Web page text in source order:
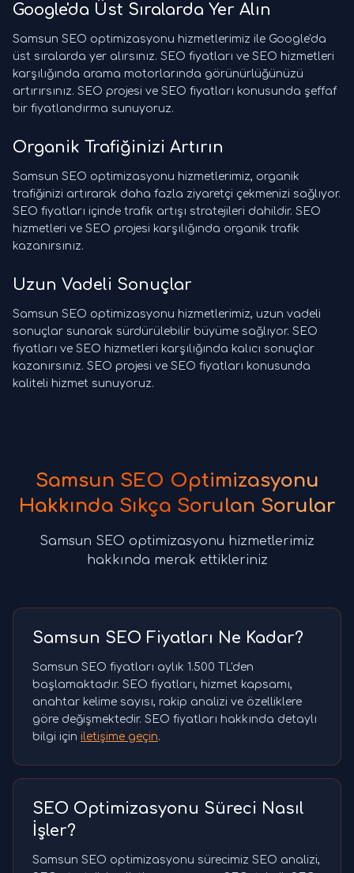
Google'da Üst Sıralarda Yer Alın
Samsun SEO optimizasyonu hizmetlerimiz ile Google'da
üst sıralarda yer alırsınız. SEO fiyatları ve SEO hizmetleri
karşılığında arama motorlarında görünürlüğünüzü
artırırsınız. SEO projesi ve SEO fiyatları konusunda şeffaf
bir fiyatlandırma sunuyoruz.
Organik Trafiğinizi Artırın
Samsun SEO optimizasyonu hizmetlerimiz, organik
trafiğinizi artırarak daha fazla ziyaretçi çekmenizi sağlıyor.
SEO fiyatları içinde trafik artışı stratejileri dahildir. SEO
hizmetleri ve SEO projesi karşılığında organik trafik
kazanırsınız.
Uzun Vadeli Sonuçlar
Samsun SEO optimizasyonu hizmetlerimiz, uzun vadeli
sonuçlar sunarak sürdürülebilir büyüme sağlıyor. SEO
fiyatları ve SEO hizmetleri karşılığında kalıcı sonuçlar
kazanırsınız. SEO projesi ve SEO fiyatları konusunda
kaliteli hizmet sunuyoruz.
Samsun SEO Optimizasyonu
Hakkında Sıkça Sorulan Sorular
Samsun SEO optimizasyonu hizmetlerimiz
hakkında merak ettikleriniz
Samsun SEO Fiyatları Ne Kadar?
Samsun SEO fiyatları aylık 1.500 TL'den
başlamaktadır. SEO fiyatları, hizmet kapsamı,
anahtar kelime sayısı, rakip analizi ve özelliklere
göre değişmektedir. SEO fiyatları hakkında detaylı
bilgi için iletişime geçin.
SEO Optimizasyonu Süreci Nasıl
İşler?
Samsun SEO optimizasyonu sürecimiz SEO analizi,